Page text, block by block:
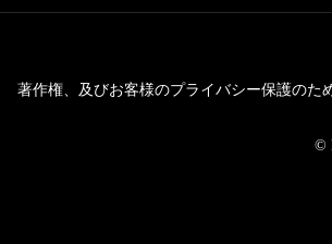
著作権、及びお客様のプライバシー保護の
©